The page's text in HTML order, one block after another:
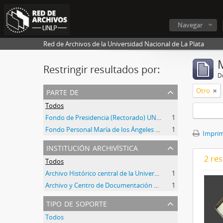
Navegar
Red de Archivos de la Universidad Nacional de La Plata
Restringir resultados por:
parte de
Todos
Fondo de Presidencia (Rectorado) UNLP
1
Fondo Personal María de los Ángeles de Rueda
1
institución archivística
Todos
Archivo Histórico central de la Universidad Nacional de La Plata
1
Archivo y Centro de Documentación del Instituto de Historia del Arte Argentino y Americano
1
tipo de soporte
Todos
Otro
2